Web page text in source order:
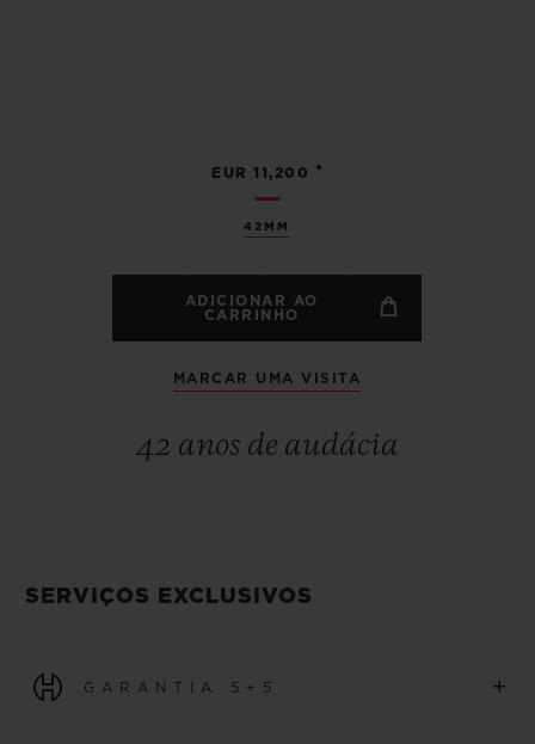
42MM
EUR 11,200 •
ADICIONAR AO
CARRINHO
MARCAR UMA VISITA
42 anos de audácia
SERVIÇOS EXCLUSIVOS
GARANTIA 5+5 +